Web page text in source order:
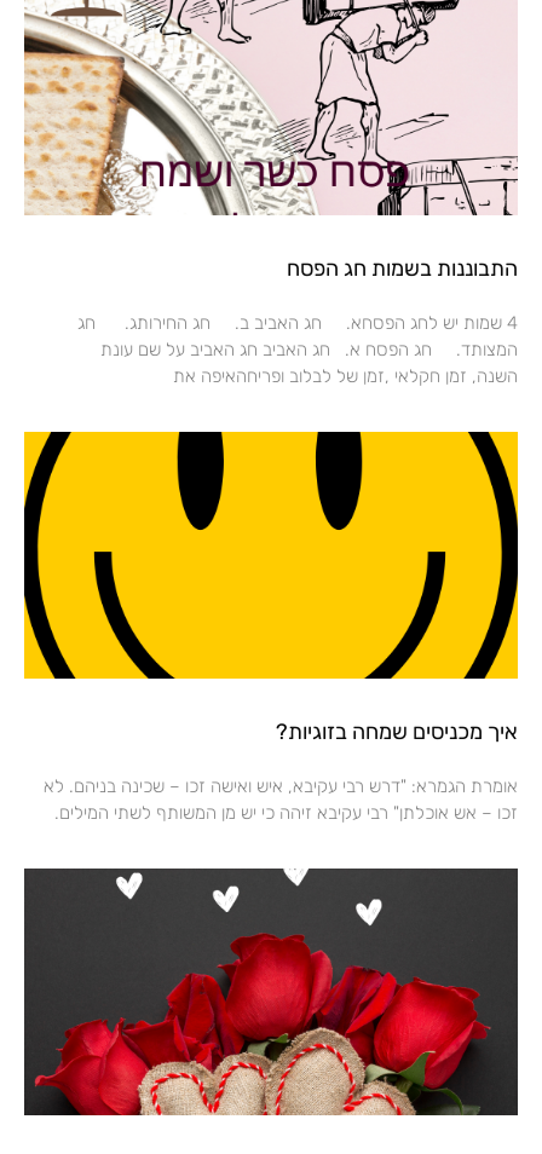
התבוננות בשמות חג הפסח
4 שמות יש לחג הפסחא. חג האביב ב. חג החירותג. חג
המצותד. חג הפסח א. חג האביב חג האביב על שם עונת
השנה, זמן חקלאי ,זמן של לבלוב ופריחהאיפה את
איך מכניסים שמחה בזוגיות?
אומרת הגמרא: "דרש רבי עקיבא, איש ואישה זכו – שכינה בניהם. לא
זכו – אש אוכלתן" רבי עקיבא זיהה כי יש מן המשותף לשתי המילים.